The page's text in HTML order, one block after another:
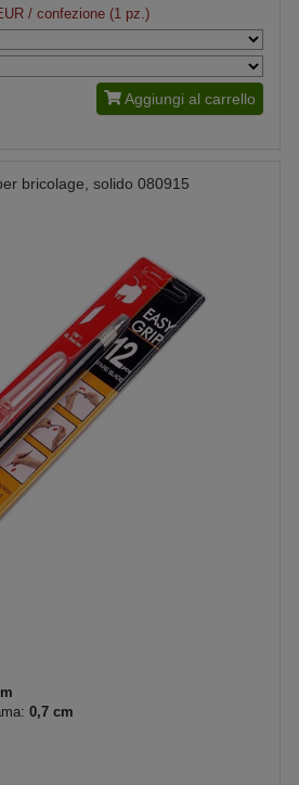
/ confezione (1 pz.)
Aggiungi al carrello
bricolage, solido 080915
0,7 cm